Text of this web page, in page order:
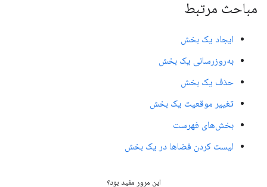
مباحث مرتبط
ایجاد یک بخش
به‌روزرسانی یک بخش
حذف یک بخش
تغییر موقعیت یک بخش
بخش‌های فهرست
لیست کردن فضاها در یک بخش
این مرور مفید بود؟